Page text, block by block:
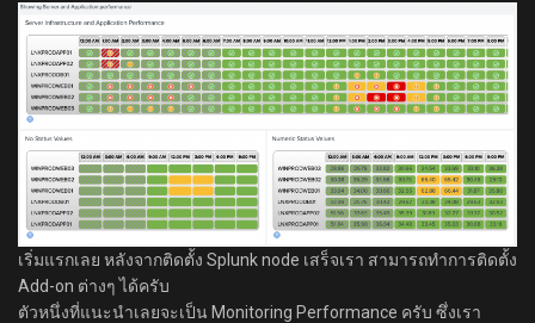
เริ่มแรกเลย หลังจากติดตั้ง Splunk node เสร็จเรา สามารถทำการติดตั้ง
Add-on ต่างๆ ได้ครับ
ตัวหนึ่งที่แนะนำเลยจะเป็น Monitoring Performance ครับ ซึ่งเรา